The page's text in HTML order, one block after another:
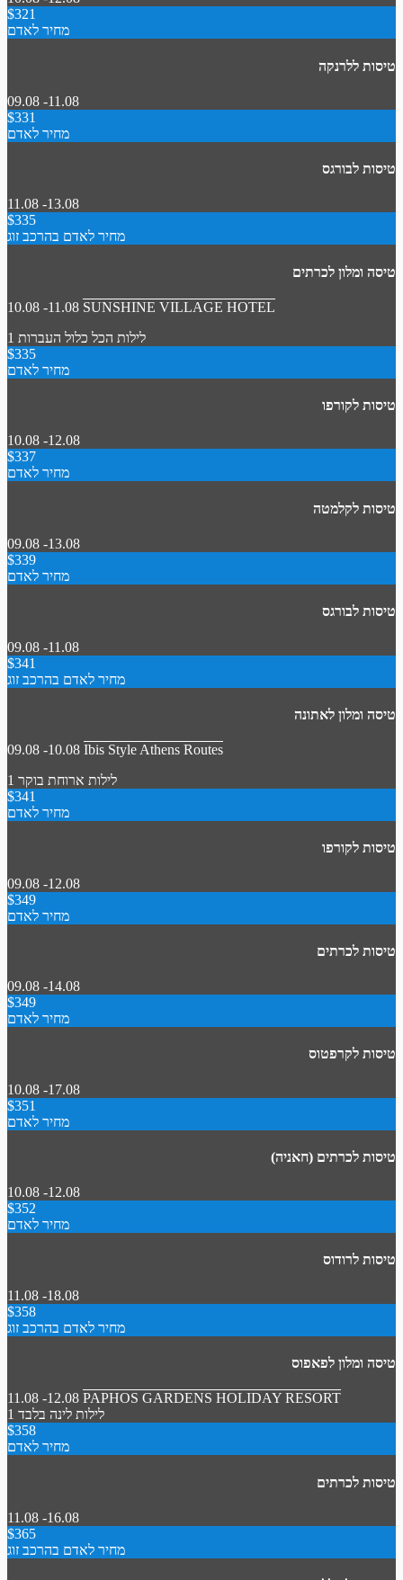
$321
מחיר לאדם
טיסות ללרנקה
09.08 -11.08
$331
מחיר לאדם
טיסות לבורגס
11.08 -13.08
$335
מחיר לאדם בהרכב זוג
טיסה ומלון לכרתים
10.08 -11.08 SUNSHINE VILLAGE HOTEL
1 לילות הכל כלול העברות
$335
מחיר לאדם
טיסות לקורפו
10.08 -12.08
$337
מחיר לאדם
טיסות לקלמטה
09.08 -13.08
$339
מחיר לאדם
טיסות לבורגס
09.08 -11.08
$341
מחיר לאדם בהרכב זוג
טיסה ומלון לאתונה
09.08 -10.08 Ibis Style Athens Routes
1 לילות ארוחת בוקר
$341
מחיר לאדם
טיסות לקורפו
09.08 -12.08
$349
מחיר לאדם
טיסות לכרתים
09.08 -14.08
$349
מחיר לאדם
טיסות לקרפטוס
10.08 -17.08
$351
מחיר לאדם
טיסות לכרתים (חאניה)
10.08 -12.08
$352
מחיר לאדם
טיסות לרודוס
11.08 -18.08
$358
מחיר לאדם בהרכב זוג
טיסה ומלון לפאפוס
11.08 -12.08 PAPHOS GARDENS HOLIDAY RESORT
1 לילות לינה בלבד
$358
מחיר לאדם
טיסות לכרתים
11.08 -16.08
$365
מחיר לאדם בהרכב זוג